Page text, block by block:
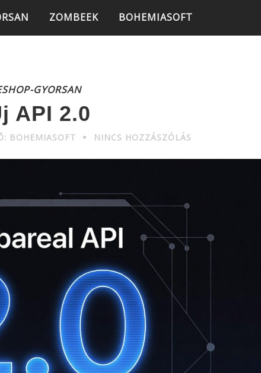
ZOMBEEK BOHEMIASOFT
GYORSAN
API 2.0
BOHEMIASOFT NINCS HOZZÁSZÓLÁS